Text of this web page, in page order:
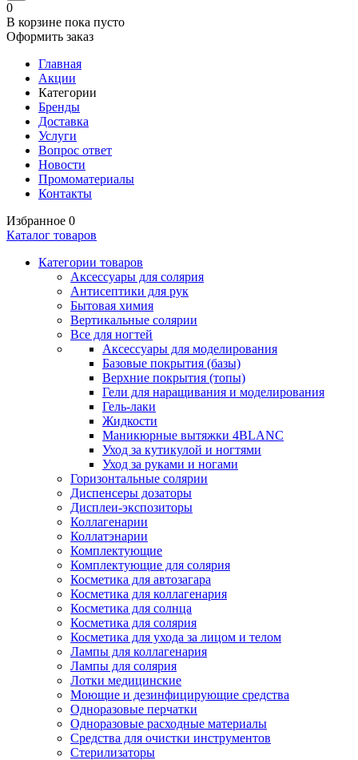
0
В корзине пока пусто
Оформить заказ
Главная
Акции
Категории
Бренды
Доставка
Услуги
Вопрос ответ
Новости
Промоматериалы
Контакты
Избранное 0
Каталог товаров
Категории товаров
Аксессуары для солярия
Антисептики для рук
Бытовая химия
Вертикальные солярии
Все для ногтей
Аксессуары для моделирования
Базовые покрытия (базы)
Верхние покрытия (топы)
Гели для наращивания и моделирования
Гель-лаки
Жидкости
Маникюрные вытяжки 4BLANC
Уход за кутикулой и ногтями
Уход за руками и ногами
Горизонтальные солярии
Диспенсеры дозаторы
Дисплеи-экспозиторы
Коллагенарии
Коллатэнарии
Комплектующие
Комплектующие для солярия
Косметика для автозагара
Косметика для коллагенария
Косметика для солнца
Косметика для солярия
Косметика для ухода за лицом и телом
Лампы для коллагенария
Лампы для солярия
Лотки медицинские
Моющие и дезинфицирующие средства
Одноразовые перчатки
Одноразовые расходные материалы
Средства для очистки инструментов
Стерилизаторы